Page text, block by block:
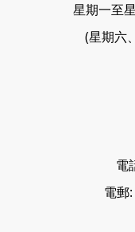
星期一至
(星期六
電
電郵